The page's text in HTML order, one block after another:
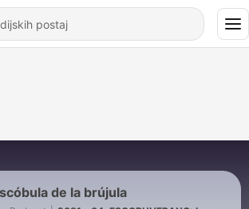
de la brújula